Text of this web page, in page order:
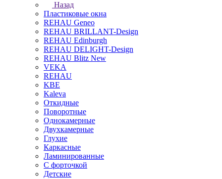
Назад
Пластиковые окна
REHAU Geneo
REHAU BRILLANT-Design
REHAU Edinburgh
REHAU DELIGHT-Design
REHAU Blitz New
VEKA
REHAU
KBE
Kaleva
Откидные
Поворотные
Однокамерные
Двухкамерные
Глухие
Каркасные
Ламинированные
С форточкой
Детские